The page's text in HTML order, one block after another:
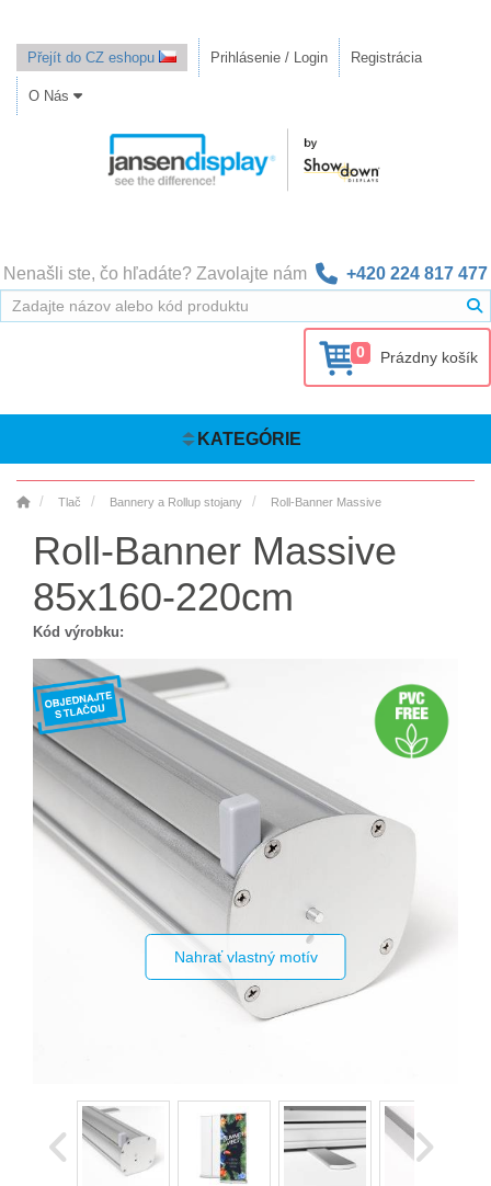
Přejít do CZ eshopu Prihlásenie / Login Registrácia
O Nás
Nenašli ste, čo hľadáte? Zavolajte nám +420 224 817 477
0 Prázdny košík
KATEGÓRIE
Tlač Bannery a Rollup stojany Roll-Banner Massive
Roll-Banner Massive
85x160-220cm
Kód výrobku:
Nahrať vlastný motív